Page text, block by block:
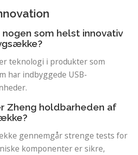
nogen som helst innovativ
teknologi i produkter som
har indbyggede USB-
Zheng holdbarheden af
gennemgår strenge tests for
komponenter er sikre,